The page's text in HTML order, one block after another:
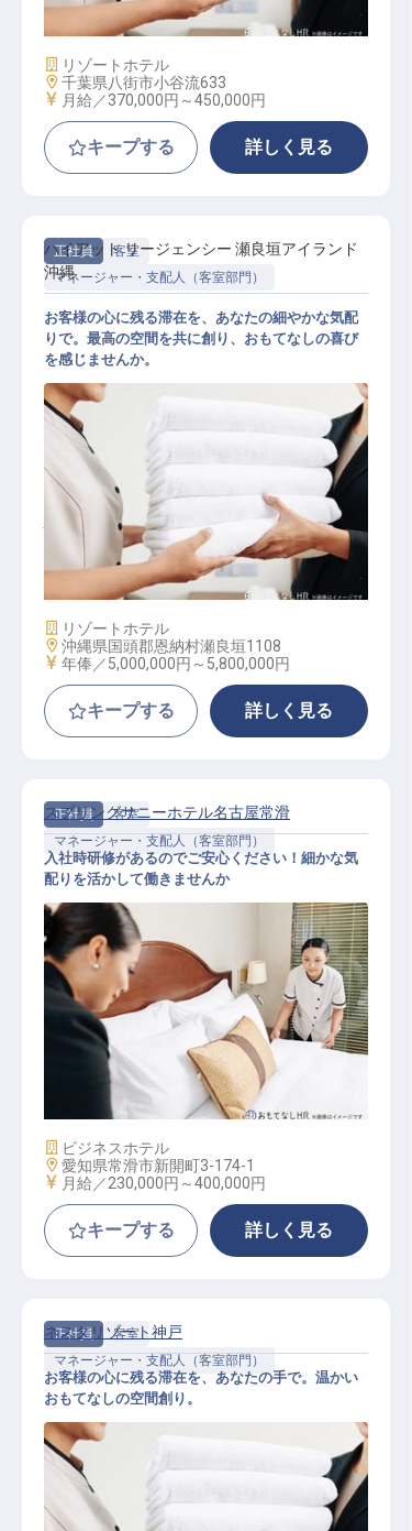
施設業態
リゾートホテル
勤務地
千葉県八街市小谷流633
給与
月給／370,000円～450,000円
キープする 詳しく見る
正社員
客室
マネージャー・支配人（客室部門）
ハウスキーピングアシスタントマネ
ージャー
ハイアット リージェンシー 瀬良垣アイランド
沖縄
お客様の心に残る滞在を、あなたの細やかな気配
りで。最高の空間を共に創り、おもてなしの喜び
を感じませんか。
施設業態
リゾートホテル
勤務地
沖縄県国頭郡恩納村瀬良垣1108
給与
年俸／5,000,000円～ 5,800,000円
キープする 詳しく見る
正社員
客室
マネージャー・支配人（客室部門）
ホテル清掃責任者
スプリングサニーホテル名古屋常滑
入社時研修があるのでご安心ください！細かな気
配りを活かして働きませんか
施設業態
ビジネスホテル
勤務地
愛知県常滑市新開町3-174-1
給与
月給／230,000円～400,000円
キープする 詳しく見る
正社員
客室
マネージャー・支配人（客室部門）
ネスタリゾート神戸
お客様の心に残る滞在を、あなたの手で。温かい
おもてなしの空間創り。